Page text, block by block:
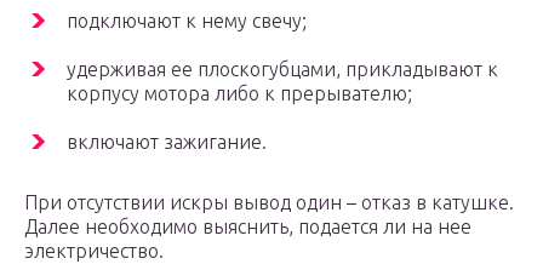
подключают к нему свечу;
удерживая ее плоскогубцами, прикладывают к
корпусу мотора либо к прерывателю;
включают зажигание.
При отсутствии искры вывод один – отказ в катушке.
Далее необходимо выяснить, подается ли на нее
электричество.